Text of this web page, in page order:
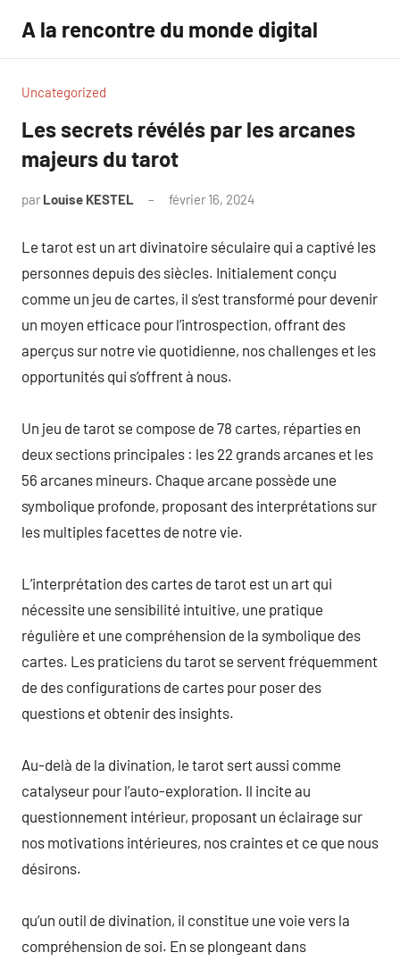
contenu
A la rencontre du monde digital
Uncategorized
Les secrets révélés par les arcanes
majeurs du tarot
par Louise KESTEL février 16, 2024
Le tarot est un art divinatoire séculaire qui a captivé les
personnes depuis des siècles. Initialement conçu
comme un jeu de cartes, il s’est transformé pour devenir
un moyen efficace pour l’introspection, offrant des
aperçus sur notre vie quotidienne, nos challenges et les
opportunités qui s’offrent à nous.
Un jeu de tarot se compose de 78 cartes, réparties en
deux sections principales : les 22 grands arcanes et les
56 arcanes mineurs. Chaque arcane possède une
symbolique profonde, proposant des interprétations sur
les multiples facettes de notre vie.
L’interprétation des cartes de tarot est un art qui
nécessite une sensibilité intuitive, une pratique
régulière et une compréhension de la symbolique des
cartes. Les praticiens du tarot se servent fréquemment
de des configurations de cartes pour poser des
questions et obtenir des insights.
Au-delà de la divination, le tarot sert aussi comme
catalyseur pour l’auto-exploration. Il incite au
questionnement intérieur, proposant un éclairage sur
nos motivations intérieures, nos craintes et ce que nous
désirons.
qu’un outil de divination, il constitue une voie vers la
compréhension de soi. En se plongeant dans